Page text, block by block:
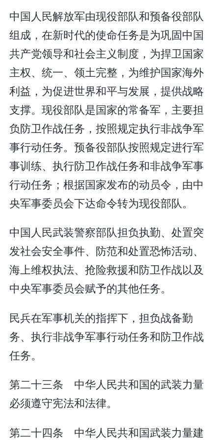
中国人民解放军由现役部队和预备役部队
组成，在新时代的使命任务是为巩固中国
共产党领导和社会主义制度，为捍卫国家
主权、统一、领土完整，为维护国家海外
利益，为促进世界和平与发展，提供战略
支撑。现役部队是国家的常备军，主要担
负防卫作战任务，按照规定执行非战争军
事行动任务。预备役部队按照规定进行军
事训练、执行防卫作战任务和非战争军事
行动任务；根据国家发布的动员令，由中
央军事委员会下达命令转为现役部队。
中国人民武装警察部队担负执勤、处置突
发社会安全事件、防范和处置恐怖活动、
海上维权执法、抢险救援和防卫作战以及
中央军事委员会赋予的其他任务。
民兵在军事机关的指挥下，担负战备勤
务、执行非战争军事行动任务和防卫作战
任务。
第二十三条 中华人民共和国的武装力量
必须遵守宪法和法律。
第二十四条 中华人民共和国武装力量建